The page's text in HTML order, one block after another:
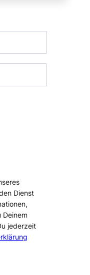
Dienst
Deinem
jederzeit